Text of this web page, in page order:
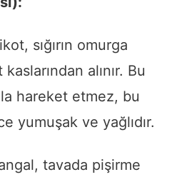
sığırın omurga
alınır. Bu
hareket etmez, bu
yumuşak ve yağlıdır.
tavada pişirme